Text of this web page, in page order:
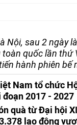
Nội, sau 2 ngày
quốc lần thứ
hành phiên bế
Nam tổ chức
đoạn 2017 - 2027
quà từ Đại hội
lao động